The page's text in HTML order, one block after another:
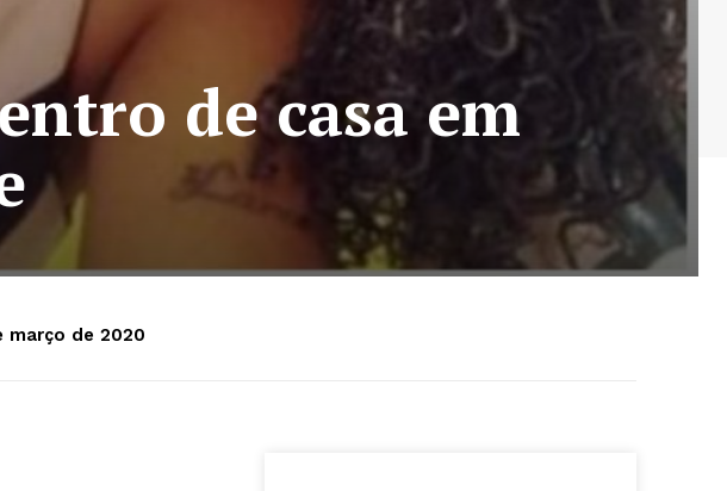
de casa em
março de 2020